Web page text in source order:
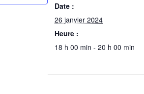
Date :
26 janvier 2024
Heure :
18 h 00 min - 20 h 00 min